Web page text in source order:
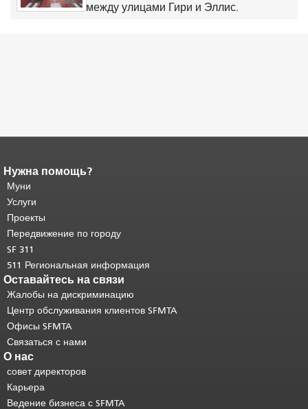
между улицами Гири и Эллис.
Конец содержимого
страницы.
страницы повторяется на каждой
странице.
основного содержимого .
Нужна помощь?
Муни
Услуги
Проекты
Передвижение по городу
SF 311
511 Региональная информация
Оставайтесь на связи
Жалобы на дискриминацию
Центр обслуживания клиентов SFMTA
Офисы SFMTA
Связаться с нами
О нас
совет директоров
Карьера
Ведение бизнеса с SFMTA